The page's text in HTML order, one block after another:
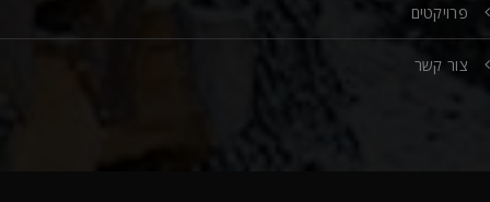
פרויקטים
צור קשר